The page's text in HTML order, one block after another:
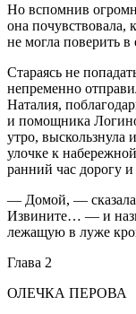
Но вспомнив
она почувствовала,
не могла поверить в
Стараясь не
непременно
Наталия,
и помощника
утро, выскользнула
улочке к
ранний час дорогу и
— Домой, — сказала
Извините… — и
лежащую в луже
Глава 2
ОЛЕЧКА ПЕРОВА